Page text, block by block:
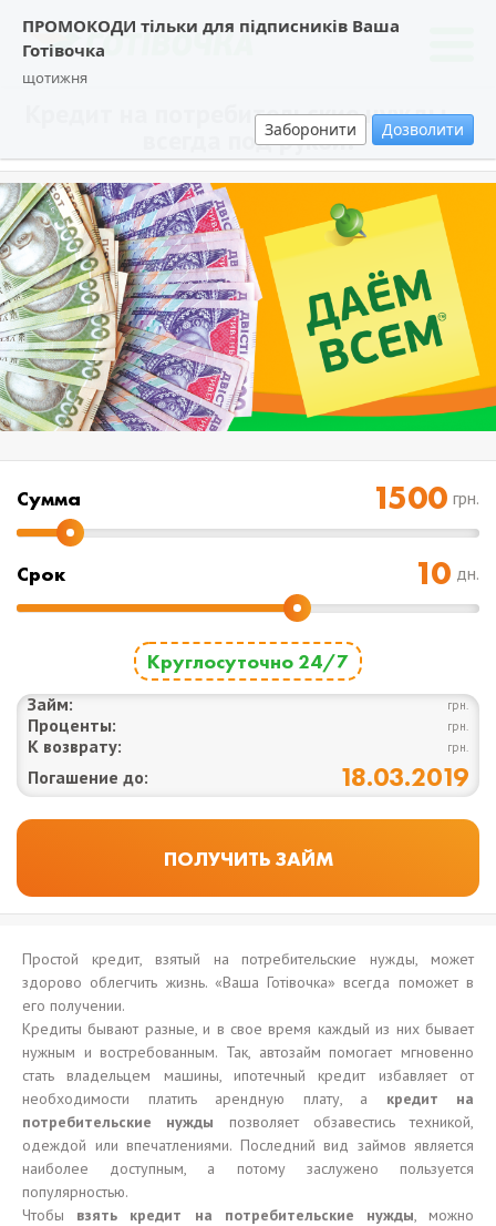
ПРОМОКОДИ тільки для підписників Ваша
Готівочка
щотижня
Заборонити Дозволити
Кредит на потребительские нужды –
всегда под рукой!
Cумма грн.
Срок дн.
Круглосуточно 24/7
Займ: грн.
Проценты: грн.
К возврату: грн.
Погашение до: 18.03.2019
Простой кредит, взятый на потребительские нужды, может
здорово облегчить жизнь. «Ваша Готівочка» всегда поможет в
его получении.
Кредиты бывают разные, и в свое время каждый из них бывает
нужным и востребованным. Так, автозайм помогает мгновенно
стать владельцем машины, ипотечный кредит избавляет от
необходимости платить арендную плату, а кредит на
потребительские нужды позволяет обзавестись техникой,
одеждой или впечатлениями. Последний вид займов является
наиболее доступным, а потому заслужено пользуется
популярностью.
Чтобы взять кредит на потребительские нужды, можно